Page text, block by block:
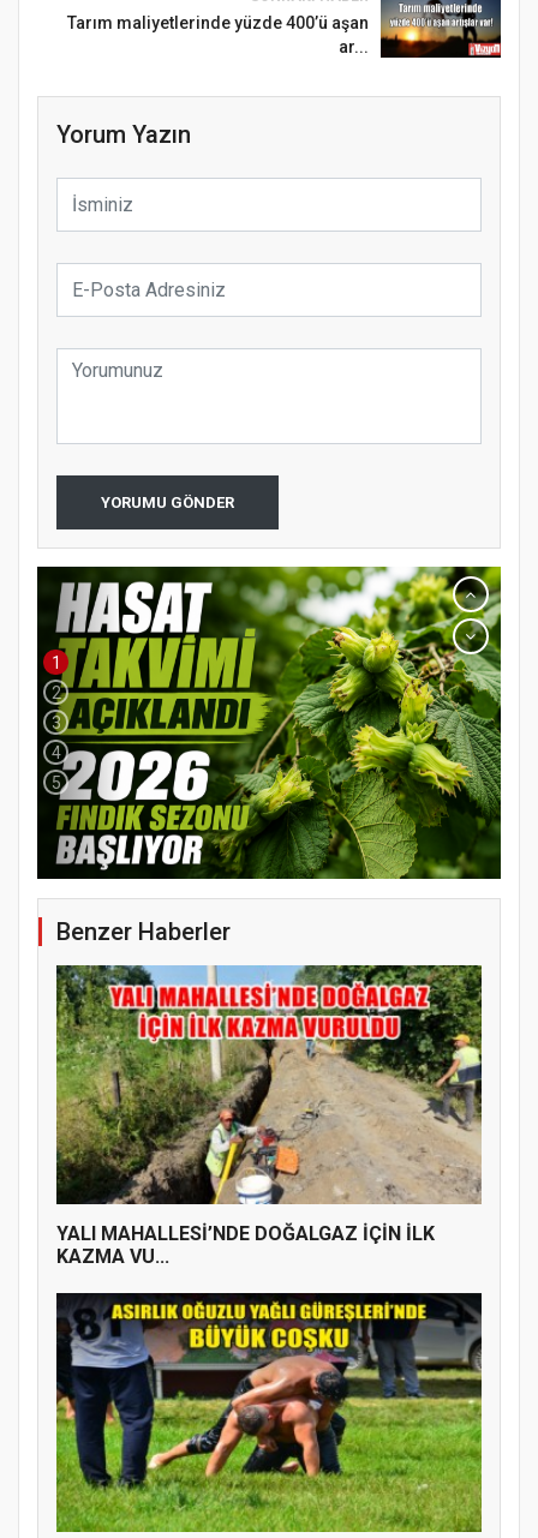
Tarım maliyetlerinde yüzde 400’ü aşan
ar...
Yorum Yazın
YORUMU GÖNDER
YENİ PARTİ TERME İLÇE BAŞKANLIĞINDA
ÜYE KATILIM PROGRAMI
1
2
3
4
5
Benzer Haberler
YALI MAHALLESİ’NDE DOĞALGAZ İÇİN İLK
KAZMA VU...